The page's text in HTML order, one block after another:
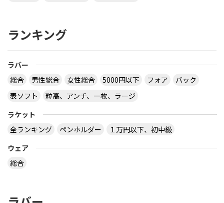
ランキング
ラバー
総合
男性総合 女性総合 5000円以下 フォア
バック
表ソフト
粒高、アンチ、一枚、ラージ
ラケット
全ランキング
ペンホルダー
１万円以下、初中級
ウェア
総合